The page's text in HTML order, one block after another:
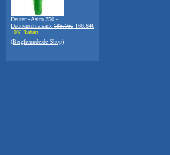
Deuter - Astro 250 -
Daunenschlafsack 185.16€ 166.64€
10% Rabatt
(Bergfreunde.de Shop)